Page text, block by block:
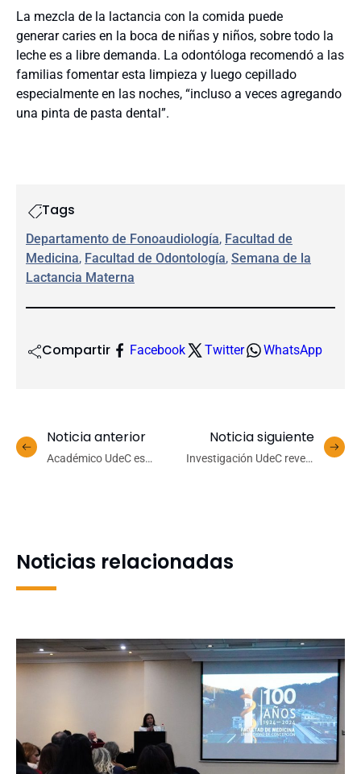
La mezcla de la lactancia con la comida puede
generar caries en la boca de niñas y niños, sobre todo la
leche es a libre demanda. La odontóloga recomendó a las
familias fomentar esta limpieza y luego cepillado
especialmente en las noches, “incluso a veces agregando
una pinta de pasta dental”.
Tags
Departamento de Fonoaudiología, Facultad de
Medicina, Facultad de Odontología, Semana de la
Lactancia Materna
Compartir Facebook Twitter WhatsApp
Noticia anterior
Académico UdeC es
Noticia siguiente
Investigación UdeC revela
Noticias relacionadas